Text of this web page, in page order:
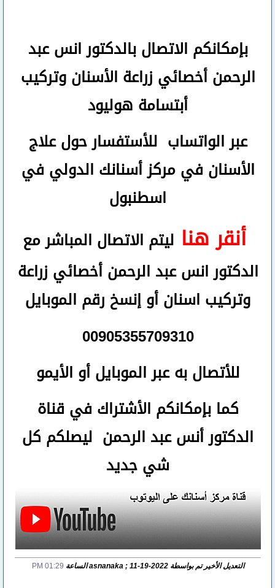
بإمكانكم الاتصال بالدكتور انس عبد
الرحمنأخصائي زراعة الأسنان وتركيب
أبتسامة هوليود
عبر الواتساب للأستفسار حول علاج
الأسنان في مركز أسنانك الدولي في
اسطنبول
أنقر هنا ليتم الاتصال المباشر مع
الدكتور انس عبد الرحمن أخصائي زراعة
وتركيب اسنانأوإنسخ رقم الموبايل
00905355709310
للأتصالبه عبر الموبايل أو الأيمو
كما بإمكانكم الأشتراك في قناة
الدكتور أنس عبد الرحمن ليصلكم كل
شي جديد
التعديل الأخير تم بواسطة asnanaka ; 11-19-2022 الساعة 01:29 PM